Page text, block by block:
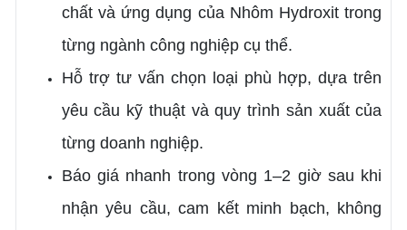
chất và ứng dụng của Nhôm Hydroxit trong
từng ngành công nghiệp cụ thể.
Hỗ trợ tư vấn chọn loại phù hợp, dựa trên
yêu cầu kỹ thuật và quy trình sản xuất của
từng doanh nghiệp.
Báo giá nhanh trong vòng 1–2 giờ sau khi
nhận yêu cầu, cam kết minh bạch, không